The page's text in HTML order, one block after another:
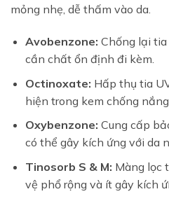
mỏng nhẹ, dễ thấm vào da.
Avobenzone: Chống lại
cần chất ổn định đi kèm.
Octinoxate: Hấp thụ tia
hiện trong kem chống nắng
Oxybenzone: Cung cấp
có thể gây kích ứng với da
Tinosorb S & M: Màng lọc
vệ phổ rộng và ít gây kích